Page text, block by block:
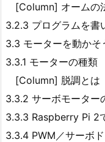
[Column] オームの
3.2.3 プログラムを書
3.3 モーターを動かそ
3.3.1 モーターの種類
[Column] 脱調とは
3.3.2 サーボモーター
3.3.3 Raspberry Pi 2
3.3.4 PWM／サーボ